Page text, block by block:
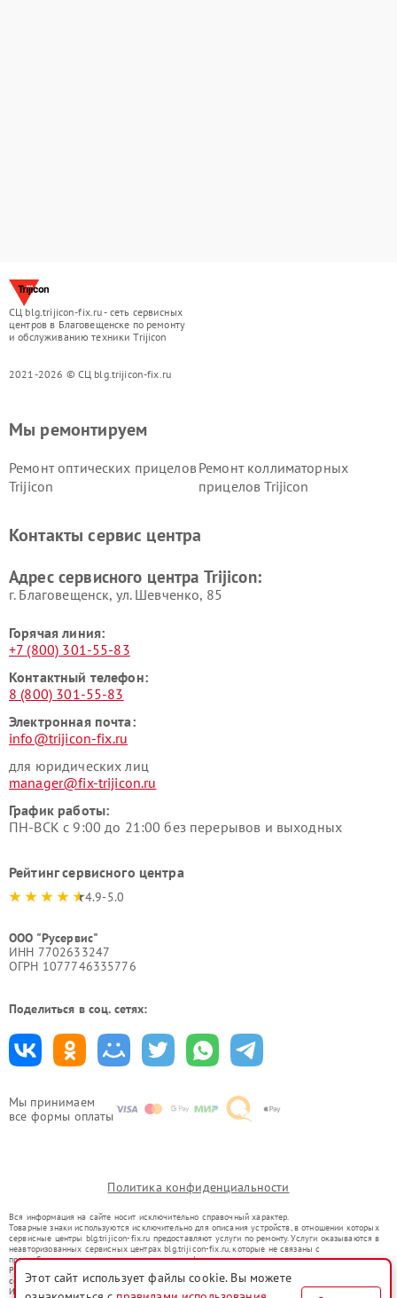
СЦ blg.trijicon-fix.ru - сеть сервисных
центров в Благовещенске по ремонту
и обслуживанию техники Trijicon
2021-2026 © СЦ blg.trijicon-fix.ru
Мы принимаем
все формы оплаты
Мы ремонтируем
Ремонт оптических прицелов
Trijicon
Ремонт коллиматорных
прицелов Trijicon
Контакты сервис центра
Адрес сервисного центра Trijicon:
г. Благовещенск, ул. Шевченко, 85
Горячая линия:
+7 (800) 301-55-83
Контактный телефон:
8 (800) 301-55-83
Электронная почта:
info@trijicon-fix.ru
для юридических лиц
manager@fix-trijicon.ru
График работы:
ПН-ВСК с 9:00 до 21:00 без перерывов и выходных
Рейтинг сервисного центра
4.9-5.0
ООО "Русервис"
ИНН 7702633247
ОГРН 1077746335776
Поделиться в соц. сетях:
Политика конфиденциальности
Вся информация на сайте носит исключительно справочный характер.
Товарные знаки используются исключительно для описания устройств, в отношении которых
сервисные центры blg.trijicon-fix.ru предоставляют услуги по ремонту. Услуги оказываются в
неавторизованных сервисных центрах blg.trijicon-fix.ru, которые не связаны с
правообладателями товарных знаков или их официальными представителями.
Ремонт осуществляется для устройств, уже введенных в гражданский оборот в соответствии
со статьей 1487 ГК РФ.
Использование товарных знаков не преследует цели индивидуализации услуг или введения
Этот сайт использует файлы cookie. Вы можете